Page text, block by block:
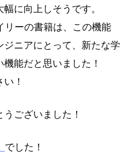
に向上しそうです。
ーの書籍は、この機能
ニアにとって、新たな学
能だと思いました！
！
ございました！
でした！